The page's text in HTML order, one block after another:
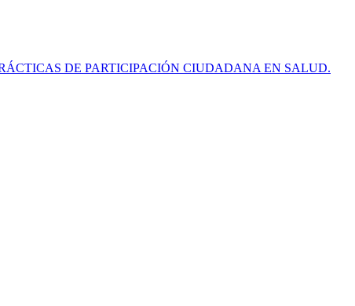
DE PARTICIPACIÓN CIUDADANA EN SALUD.